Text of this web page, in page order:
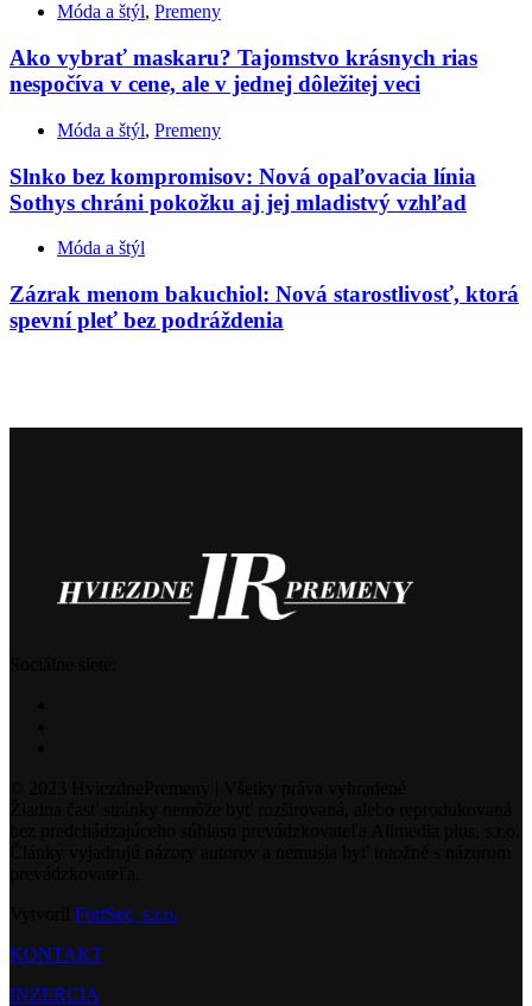
Móda a štýl, Premeny
Ako vybrať maskaru? Tajomstvo krásnych rias
nespočíva v cene, ale v jednej dôležitej veci
Móda a štýl, Premeny
Slnko bez kompromisov: Nová opaľovacia línia
Sothys chráni pokožku aj jej mladistvý vzhľad
Móda a štýl
Zázrak menom bakuchiol: Nová starostlivosť, ktorá
spevní pleť bez podráždenia
FortSec, s.r.o.
KONTAKT
INZERCIA